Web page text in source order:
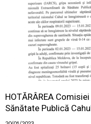
HOTĂRÂREA
Sănătate Publică